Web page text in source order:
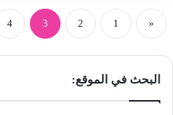
«
1
2
3
4
البحث في الموقع: